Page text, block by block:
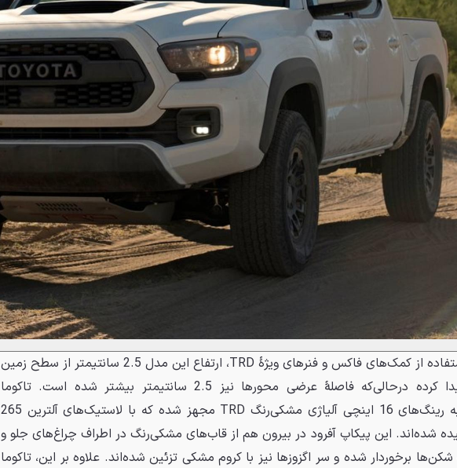
به لطف استفاده از کمک‌های فاکس و فنرهای ویژهٔ TRD، ارتفاع این مدل 2.5 سانتیمتر از سطح زمین
افزایش پیدا کرده درحالی‌که فاصلهٔ عرضی محورها نیز 2.5 سانتیمتر بیشتر شده است. تاکوما
همچنین به رینگ‌های 16 اینچی آلیاژی مشکی‌رنگ TRD مجهز شده که با لاستیک‌های آلترین 265
شده‌اند. این پیکاپ آفرود در بیرون هم از قاب‌های مشکی‌رنگ در اطراف چراغ‌های جلو و
برخوردار شده و سر اگزوزها نیز با کروم مشکی تزئین شده‌اند. علاوه بر این، تاکوما